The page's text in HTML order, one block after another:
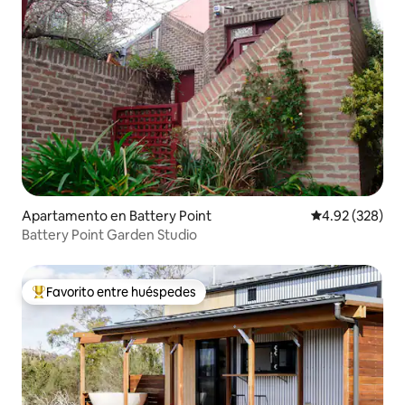
Apartamento en Battery Point Calificación
4.92 (328)
Battery Point Garden Studio
Favorito entre huéspedes preferido
Favorito entre huéspedes